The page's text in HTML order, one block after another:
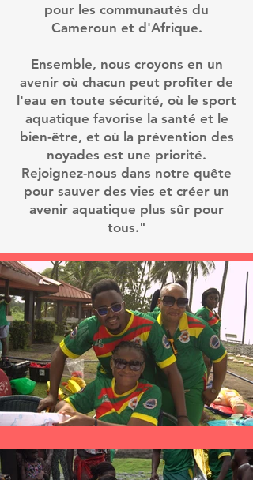
pour les communautés du
Cameroun et d'Afrique.
Ensemble, nous croyons en un
avenir où chacun peut profiter de
l'eau en toute sécurité, où le sport
aquatique favorise la santé et le
bien-être, et où la prévention des
noyades est une priorité.
Rejoignez-nous dans notre quête
pour sauver des vies et créer un
avenir aquatique plus sûr pour
tous."